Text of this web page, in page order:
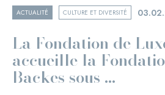
ACTUALITÉ CULTURE ET DIVERSITÉ
La Fondation de
accueille la
Backes sous ...